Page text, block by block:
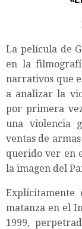
La película de
en la
narrativos que
a analizar la
por primera
una violencia
ventas de
querido ver en
la imagen del
matanza en el
1999,